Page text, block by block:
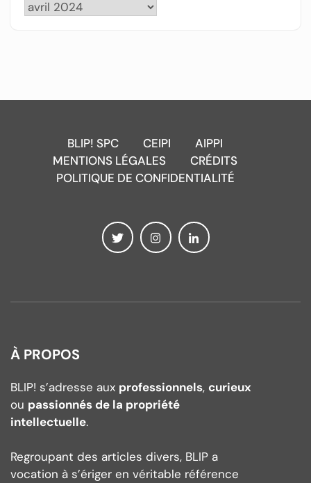
BLIP! SPC CEIPI
AIPPI
MENTIONS LÉGALES
CRÉDITS
POLITIQUE DE CONFIDENTIALITÉ
À PROPOS
BLIP! s’adresse aux professionnels, curieux
ou passionnés de la propriété
intellectuelle.
Regroupant des articles divers, BLIP a
vocation à s’ériger en véritable référence